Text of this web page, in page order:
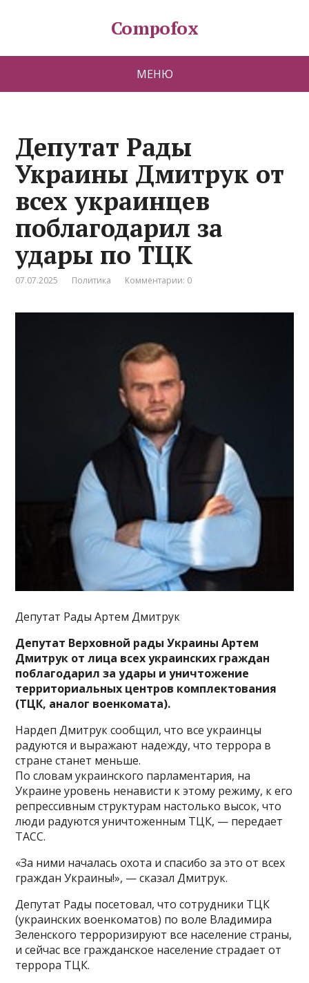
Compofox
МЕНЮ
Депутат Рады
Украины Дмитрук от
всех украинцев
поблагодарил за
удары по ТЦК
07.07.2025 Политика Комментарии: 0
Депутат Рады Артем Дмитрук
Депутат Верховной рады Украины Артем
Дмитрук от лица всех украинских граждан
поблагодарил за удары и уничтожение
территориальных центров комплектования
(ТЦК, аналог военкомата).
Нардеп Дмитрук сообщил, что все украинцы
радуются и выражают надежду, что террора в
стране станет меньше.
По словам украинского парламентария, на
Украине уровень ненависти к этому режиму, к его
репрессивным структурам настолько высок, что
люди радуются уничтоженным ТЦК, — передает
ТАСС.
«За ними началась охота и спасибо за это от всех
граждан Украины!», — сказал Дмитрук.
Депутат Рады посетовал, что сотрудники ТЦК
(украинских военкоматов) по воле Владимира
Зеленского терроризируют все население страны,
и сейчас все гражданское население страдает от
террора ТЦК.